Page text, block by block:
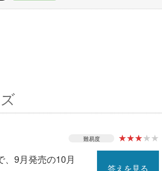
難易度 ★★★★★
9月発売の10月
答えを見る